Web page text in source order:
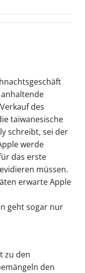
des
taiwanesische
schreibt, sei der
werde
das erste
müssen.
erwarte Apple
geht sogar nur
zu den
den